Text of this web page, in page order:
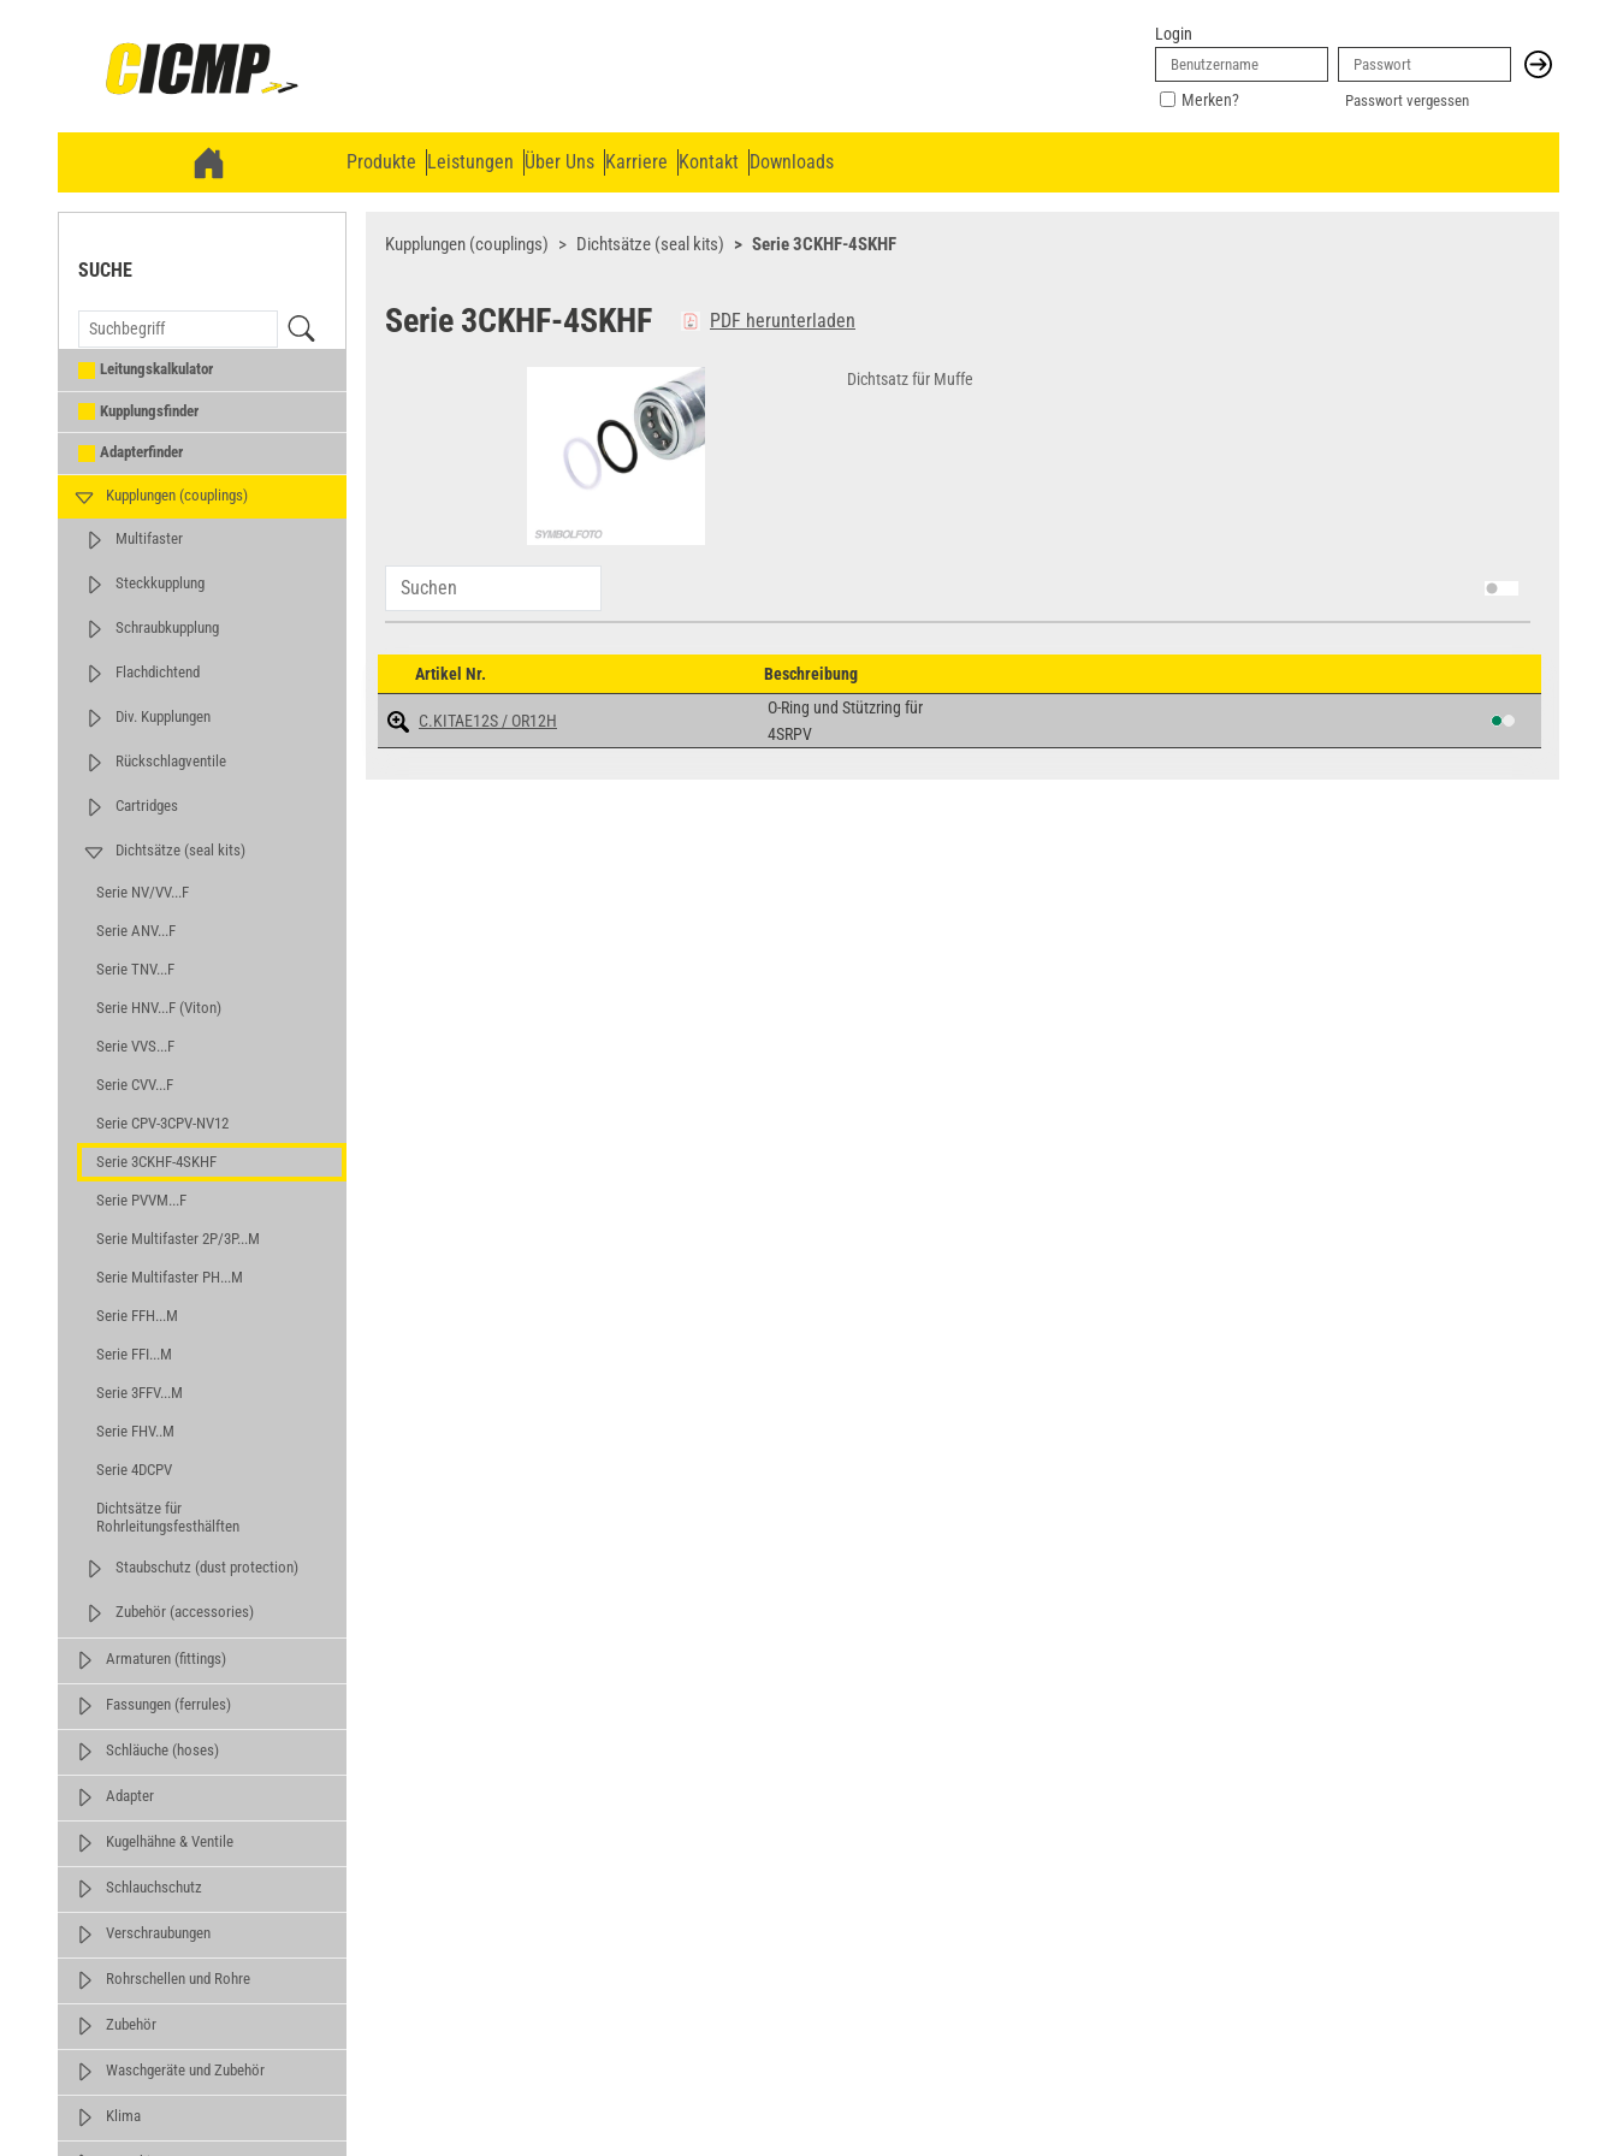
Login
Merken? Passwort vergessen
Produkte Leistungen Über Uns Karriere Kontakt Downloads
SUCHE
Leitungskalkulator
Kupplungsfinder
Adapterfinder
Kupplungen (couplings)
Multifaster
Steckkupplung
Schraubkupplung
Flachdichtend
Div. Kupplungen
Rückschlagventile
Cartridges
Dichtsätze (seal kits)
Serie NV/VV...F
Serie ANV...F
Serie TNV...F
Serie HNV...F (Viton)
Serie VVS...F
Serie CVV...F
Serie CPV-3CPV-NV12
Serie 3CKHF-4SKHF
Serie PVVM...F
Serie Multifaster 2P/3P...M
Serie Multifaster PH...M
Serie FFH...M
Serie FFI...M
Serie 3FFV...M
Serie FHV..M
Serie 4DCPV
Dichtsätze für
Rohrleitungsfesthälften
Staubschutz (dust protection)
Zubehör (accessories)
Armaturen (fittings)
Fassungen (ferrules)
Schläuche (hoses)
Adapter
Kugelhähne & Ventile
Schlauchschutz
Verschraubungen
Rohrschellen und Rohre
Zubehör
Waschgeräte und Zubehör
Klima
Kupplungen (couplings) Dichtsätze (seal kits) Serie 3CKHF-4SKHF
Serie 3CKHF-4SKHF PDF herunterladen
Dichtsatz für Muffe
Artikel Nr. Beschreibung
C.KITAE12S / OR12H
O-Ring und Stützring für
4SRPV